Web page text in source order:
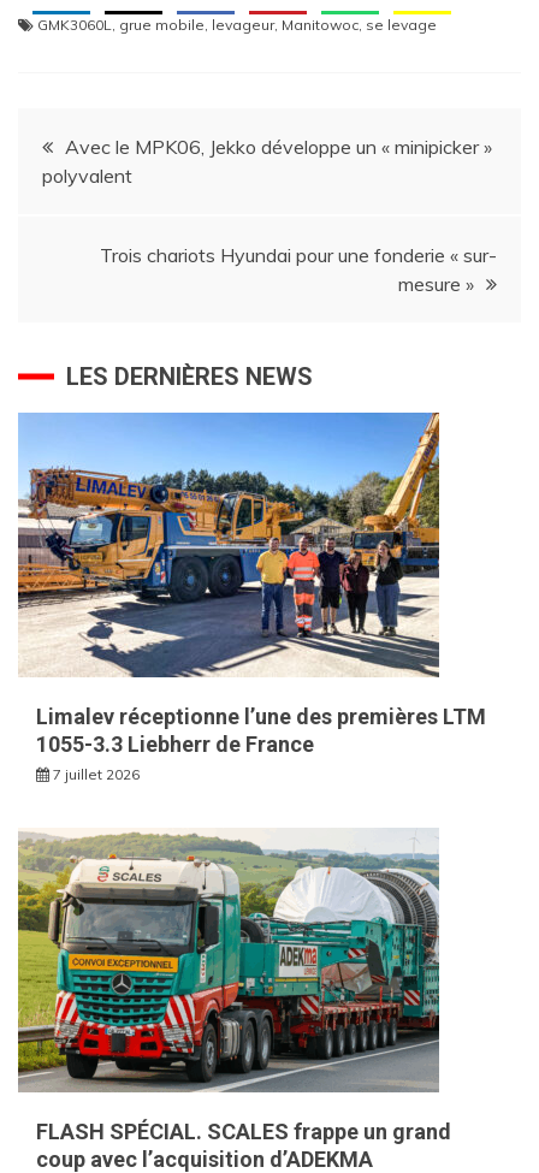
GMK3060L grue mobile levageur, Manitowoc se levage
Navigation
de
l’article
Avec le MPK06, Jekko développe un « minipicker »
polyvalent
Trois chariots Hyundai pour une fonderie « sur-
mesure »
LES DERNIÈRES NEWS
Limalev réceptionne l’une des premières LTM
1055-3.3 Liebherr de France
7 juillet 2026
FLASH SPÉCIAL. SCALES frappe un grand
coup avec l’acquisition d’ADEKMA